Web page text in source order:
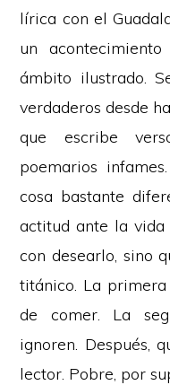
lírica con el
un
ámbito ilustrado.
verdaderos desde
que escribe
poemarios
cosa bastante
actitud ante la
con desearlo, sino
titánico. La
de comer. La
ignoren. Después,
lector. Pobre, por